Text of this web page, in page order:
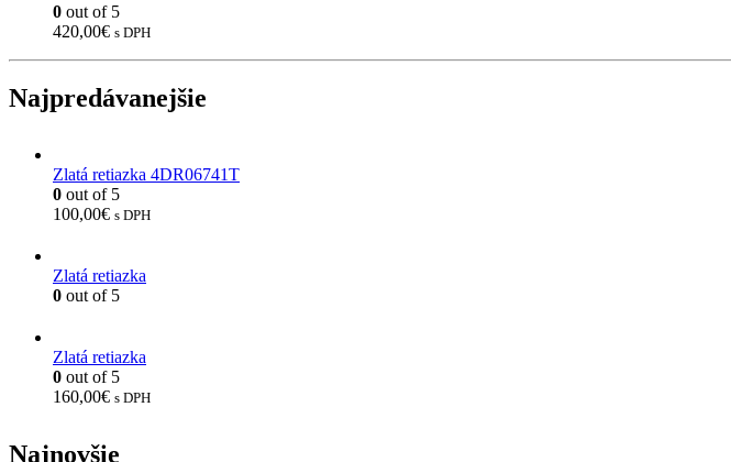
0 out of 5
420,00€ s DPH
Najpredávanejšie
Zlatá retiazka 4DR06741T
0 out of 5
100,00€ s DPH
Zlatá retiazka
0 out of 5
Zlatá retiazka
0 out of 5
160,00€ s DPH
Najnovšie